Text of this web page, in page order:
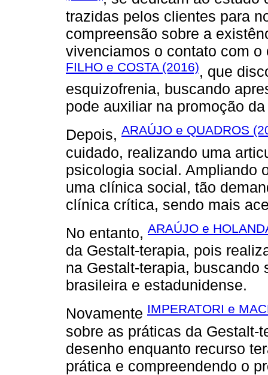
trazidas pelos clientes para
compreensão sobre a
vivenciamos o contato com
FILHO e COSTA (2016), que
esquizofrenia, buscando
pode auxiliar na promoção
Depois, ARAÚJO e QUADROS
cuidado, realizando uma
psicologia social. Ampliando
uma clínica social, tão
clínica crítica, sendo mais
No entanto, ARAÚJO e
da Gestalt-terapia, pois
na Gestalt-terapia, buscando
brasileira e estadunidense.
Novamente IMPERATORI e
sobre as práticas da Gestalt-
desenho enquanto recurso
prática e compreendendo o